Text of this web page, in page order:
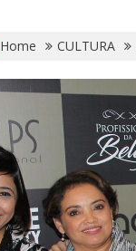
Home CULTURA